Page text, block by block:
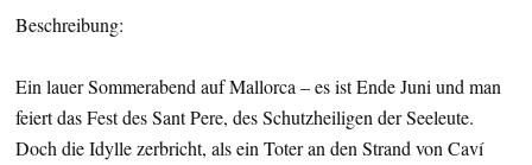
Beschreibung:
Ein lauer Sommerabend auf Mallorca – es ist Ende Juni und man
feiert das Fest des Sant Pere, des Schutzheiligen der Seeleute.
Doch die Idylle zerbricht, als ein Toter an den Strand von Caví